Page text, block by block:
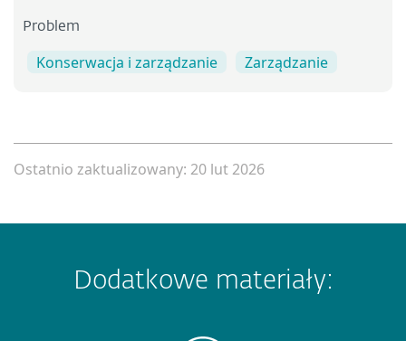
Problem
Konserwacja i zarządzanie Zarządzanie
Ostatnio zaktualizowany: 20 lut 2026
Dodatkowe materiały: